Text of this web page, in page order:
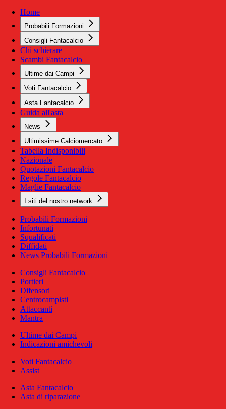
Home
Probabili Formazioni
Consigli Fantacalcio
Chi schierare
Scambi Fantacalcio
Ultime dai Campi
Voti Fantacalcio
Asta Fantacalcio
Guida all'asta
News
Ultimissime Calciomercato
Tabella Indisponibili
Nazionale
Quotazioni Fantacalcio
Regole Fantacalcio
Maglie Fantacalcio
I siti del nostro network
Probabili Formazioni
Infortunati
Squalificati
Diffidati
News Probabili Formazioni
Consigli Fantacalcio
Portieri
Difensori
Centrocampisti
Attaccanti
Mantra
Ultime dai Campi
Indicazioni amichevoli
Voti Fantacalcio
Assist
Asta Fantacalcio
Asta di riparazione